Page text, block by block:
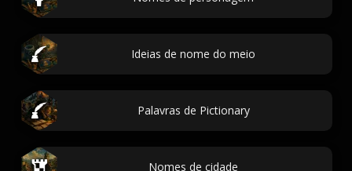
Ideias de nome do meio
Palavras de Pictionary
Nomes de cidade